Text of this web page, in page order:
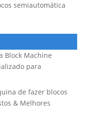
semiautomática
Block Machine
para
de fazer blocos
& Melhores